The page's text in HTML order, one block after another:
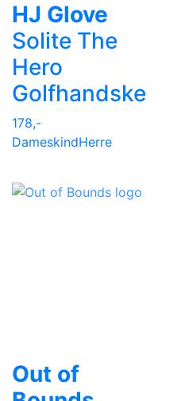
HJ Glove
Solite The
Hero
Golfhandske
178,-
DameskindHerre
Out of